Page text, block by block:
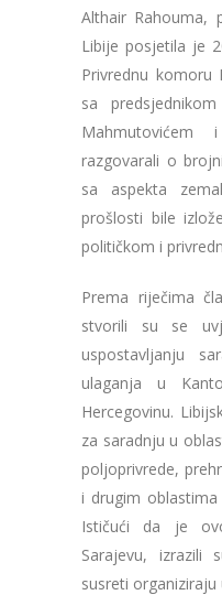
Althair Rahouma,
Libije posjetila je
Privrednu komoru
sa
Mahmutovićem
razgovarali o
sa aspekta
prošlosti bile
političkom i
Prema riječima
stvorili su se
uspostavljanju
ulaganja u
Hercegovinu.
za saradnju u
poljoprivrede,
i drugim
Ističući da je
Sarajevu,
susreti organiziraju